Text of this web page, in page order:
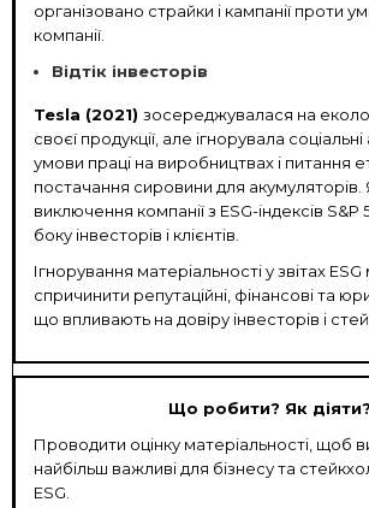
організовано страйки і кампанії проти
компанії.
Відтік інвесторів
Tesla (2021) зосереджувалася на
своєї продукції, але ігнорувала
умови праці на виробництвах і питання
постачання сировини для акумуляторів.
виключення компанії з ESG-індексів S&P
боку інвесторів і клієнтів.
Ігнорування матеріальності у звітах
спричинити репутаційні, фінансові та
що впливають на довіру інвесторів і
Що робити? Як діяти?
Проводити оцінку матеріальності, щоб
найбільш важливі для бізнесу та
ESG.